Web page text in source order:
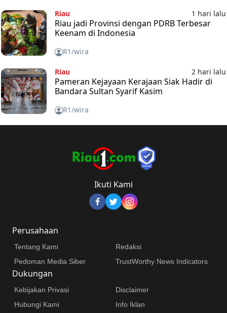
Riau 1 hari lalu
Riau jadi Provinsi dengan PDRB Terbesar
Keenam di Indonesia
R1/wira
Riau 2 hari lalu
Pameran Kejayaan Kerajaan Siak Hadir di
Bandara Sultan Syarif Kasim
R1/wira
Ikuti Kami
Perusahaan
Tentang Kami
Redaksi
Pedoman Media Siber
TrustWorthy News Indicators
Dukungan
Kebijakan Privasi
Disclaimer
Hubungi Kami
Info Iklan